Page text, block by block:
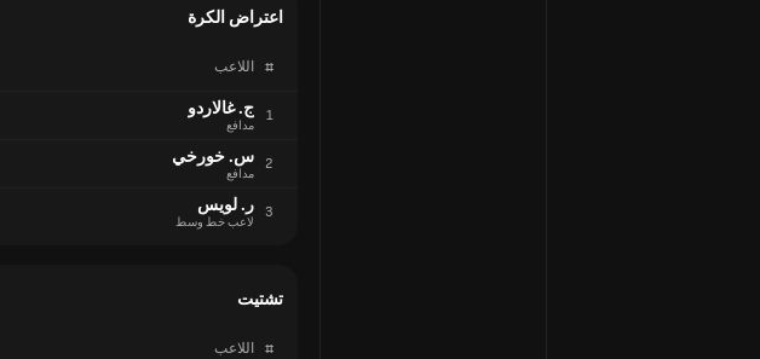
اعتراض الكرة
# اللاعب
1 ج. غالاردو
مدافع
2 س. خورخي
مدافع
3 ر. لويس
لاعب خط وسط
تشتيت
# اللاعب